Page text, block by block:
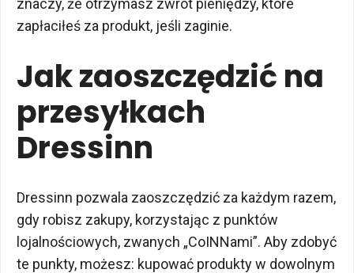
zapłaciłeś za produkt, jeśli zaginie.
Jak zaoszczędzić na
przesyłkach
Dressinn
Dressinn pozwala zaoszczędzić za każdym razem,
gdy robisz zakupy, korzystając z punktów
lojalnościowych, zwanych „CoINNami”. Aby zdobyć
te punkty, możesz: kupować produkty w dowolnym